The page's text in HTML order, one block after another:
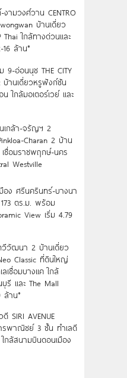
งามวงศ์วาน CENTRO
บ้านเดี่ยว
Thai ใกล้ทางด่วนและ
16 ล้าน*
9-อ่อนนุช THE CITY
บ้านเดี่ยวหรูฟังก์ชัน
ใกล้มอเตอร์เวย์ และ
เกล้า-จรัญฯ 2
Charan 2 บ้าน
เชื่อมราชพฤกษ์-นคร
Westville
อง ศรีนครินทร์-บางนา
ตร.ม. พร้อม
View เริ่ม 4.79
วีวัฒนา 2 บ้านเดี่ยว
Classic ที่ดินใหญ่
เชื่อมบางแค ใกล้
รี และ The Mall
ล้าน*
SIRI AVENUE
รพาณิชย์ 3 ชั้น ทำเลดี
กล้สนามบินดอนเมือง